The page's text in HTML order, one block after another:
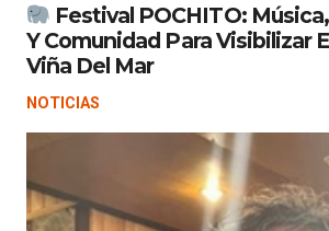
Festival POCHITO:
Y Comunidad Para Visibilizar
Viña Del Mar
NOTICIAS